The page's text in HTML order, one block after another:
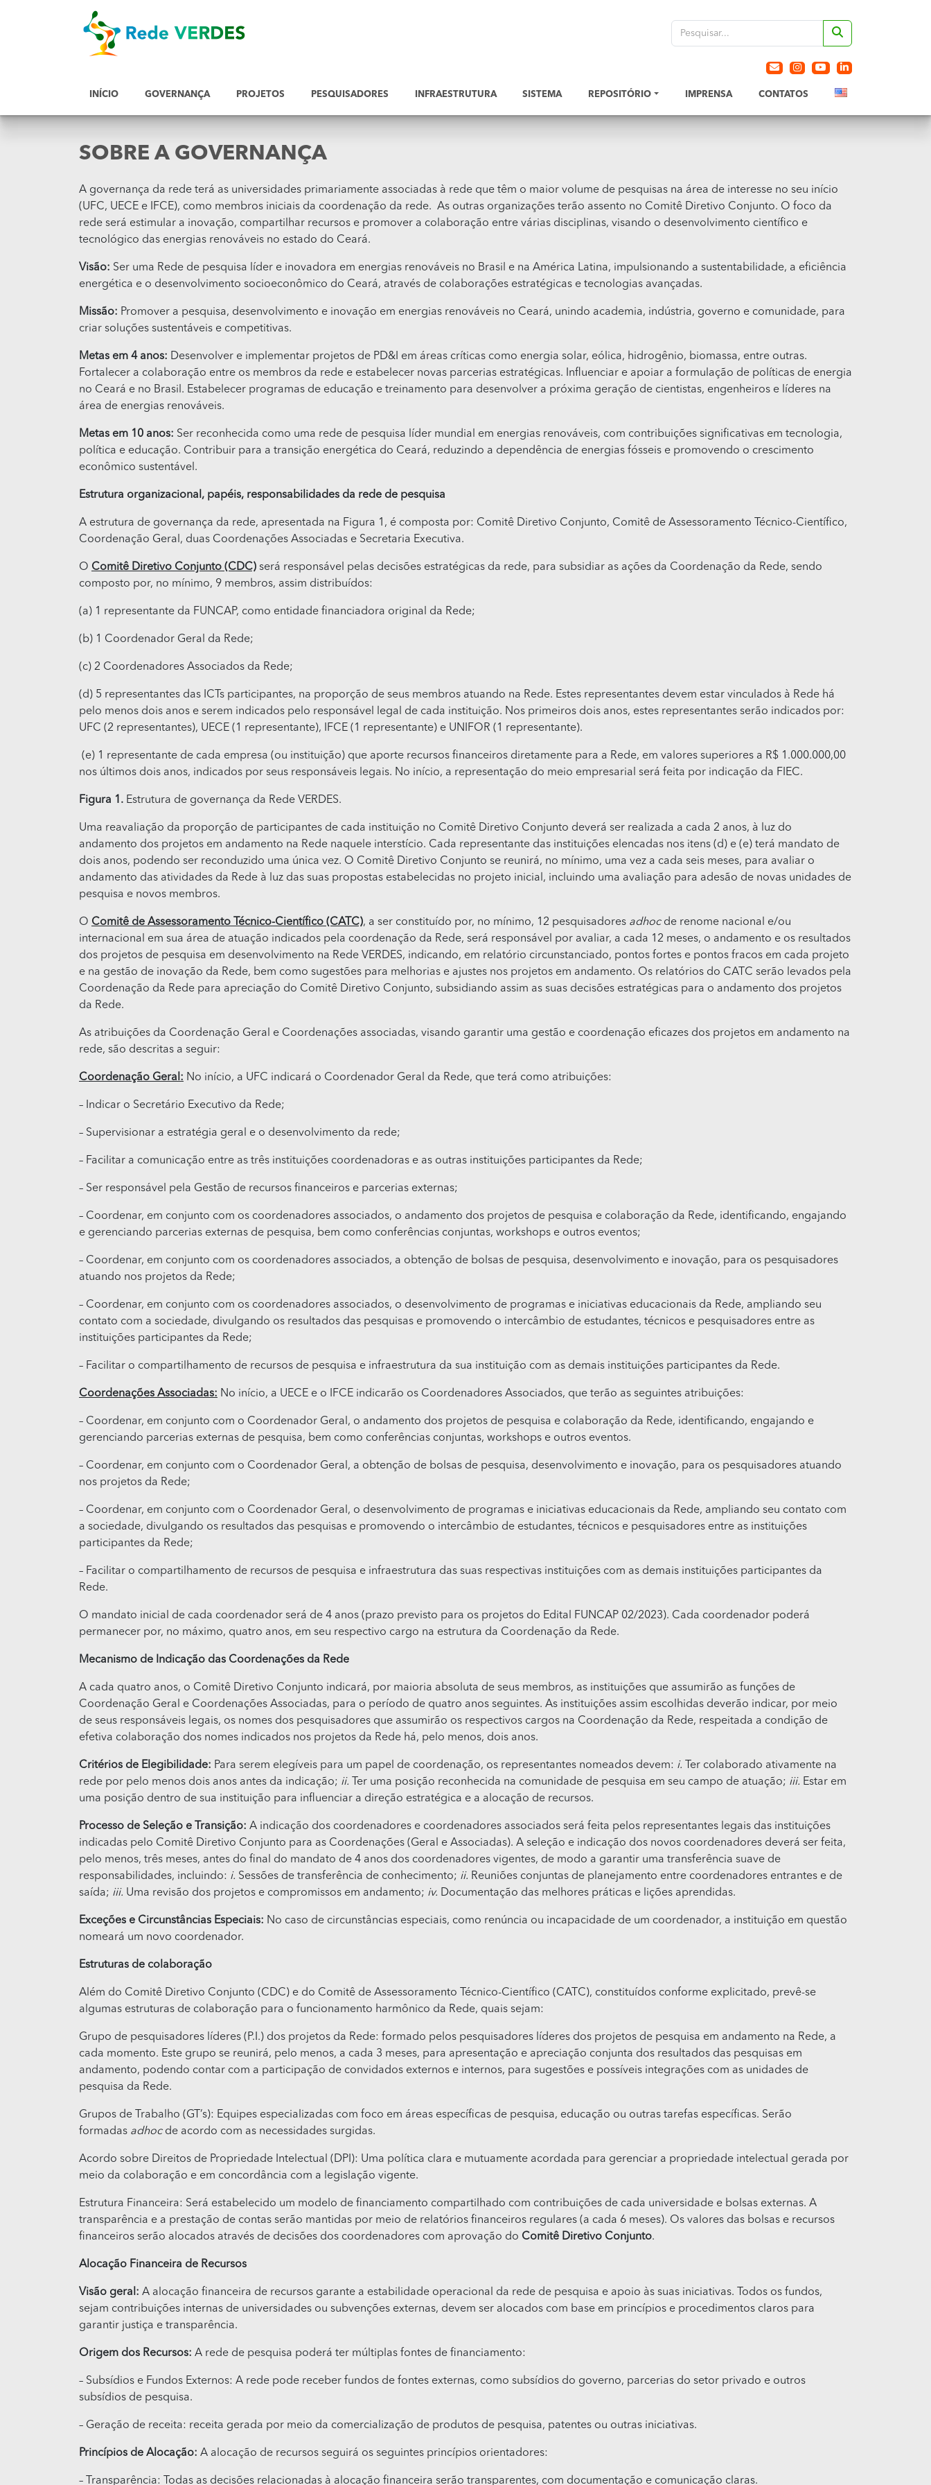
INÍCIO GOVERNANÇA PROJETOS PESQUISADORES INFRAESTRUTURA SISTEMA REPOSITÓRIO IMPRENSA CONTATOS
SOBRE A GOVERNANÇA
A governança da rede terá as universidades primariamente associadas à rede que têm o maior volume de pesquisas na área de interesse no seu início
(UFC, UECE e IFCE), como membros iniciais da coordenação da rede. As outras organizações terão assento no Comitê Diretivo Conjunto. O foco da
rede será estimular a inovação, compartilhar recursos e promover a colaboração entre várias disciplinas, visando o desenvolvimento científico e
tecnológico das energias renováveis no estado do Ceará.
Visão: Ser uma Rede de pesquisa líder e inovadora em energias renováveis no Brasil e na América Latina, impulsionando a sustentabilidade, a eficiência
energética e o desenvolvimento socioeconômico do Ceará, através de colaborações estratégicas e tecnologias avançadas.
Missão: Promover a pesquisa, desenvolvimento e inovação em energias renováveis no Ceará, unindo academia, indústria, governo e comunidade, para
criar soluções sustentáveis e competitivas.
Metas em 4 anos: Desenvolver e implementar projetos de PD&I em áreas críticas como energia solar, eólica, hidrogênio, biomassa, entre outras.
Fortalecer a colaboração entre os membros da rede e estabelecer novas parcerias estratégicas. Influenciar e apoiar a formulação de políticas de energia
no Ceará e no Brasil. Estabelecer programas de educação e treinamento para desenvolver a próxima geração de cientistas, engenheiros e líderes na
área de energias renováveis.
Metas em 10 anos: Ser reconhecida como uma rede de pesquisa líder mundial em energias renováveis, com contribuições significativas em tecnologia,
política e educação. Contribuir para a transição energética do Ceará, reduzindo a dependência de energias fósseis e promovendo o crescimento
econômico sustentável.
Estrutura organizacional, papéis, responsabilidades da rede de pesquisa
A estrutura de governança da rede, apresentada na Figura 1, é composta por: Comitê Diretivo Conjunto, Comitê de Assessoramento Técnico-Científico,
Coordenação Geral, duas Coordenações Associadas e Secretaria Executiva.
O Comitê Diretivo Conjunto (CDC) será responsável pelas decisões estratégicas da rede, para subsidiar as ações da Coordenação da Rede, sendo
composto por, no mínimo, 9 membros, assim distribuídos:
(a) 1 representante da FUNCAP, como entidade financiadora original da Rede;
(b) 1 Coordenador Geral da Rede;
(c) 2 Coordenadores Associados da Rede;
(d) 5 representantes das ICTs participantes, na proporção de seus membros atuando na Rede. Estes representantes devem estar vinculados à Rede há
pelo menos dois anos e serem indicados pelo responsável legal de cada instituição. Nos primeiros dois anos, estes representantes serão indicados por:
UFC (2 representantes), UECE (1 representante), IFCE (1 representante) e UNIFOR (1 representante).
(e) 1 representante de cada empresa (ou instituição) que aporte recursos financeiros diretamente para a Rede, em valores superiores a R$ 1.000.000,00
nos últimos dois anos, indicados por seus responsáveis legais. No início, a representação do meio empresarial será feita por indicação da FIEC.
Figura 1. Estrutura de governança da Rede VERDES.
Uma reavaliação da proporção de participantes de cada instituição no Comitê Diretivo Conjunto deverá ser realizada a cada 2 anos, à luz do
andamento dos projetos em andamento na Rede naquele interstício. Cada representante das instituições elencadas nos itens (d) e (e) terá mandato de
dois anos, podendo ser reconduzido uma única vez. O Comitê Diretivo Conjunto se reunirá, no mínimo, uma vez a cada seis meses, para avaliar o
andamento das atividades da Rede à luz das suas propostas estabelecidas no projeto inicial, incluindo uma avaliação para adesão de novas unidades de
pesquisa e novos membros.
O Comitê de Assessoramento Técnico-Científico (CATC), a ser constituído por, no mínimo, 12 pesquisadores adhocde renome nacional e/ou
internacional em sua área de atuação indicados pela coordenação da Rede, será responsável por avaliar, a cada 12 meses, o andamento e os resultados
dos projetos de pesquisa em desenvolvimento na Rede VERDES, indicando, em relatório circunstanciado, pontos fortes e pontos fracos em cada projeto
e na gestão de inovação da Rede, bem como sugestões para melhorias e ajustes nos projetos em andamento. Os relatórios do CATC serão levados pela
Coordenação da Rede para apreciação do Comitê Diretivo Conjunto, subsidiando assim as suas decisões estratégicas para o andamento dos projetos
da Rede.
As atribuições da Coordenação Geral e Coordenações associadas, visando garantir uma gestão e coordenação eficazes dos projetos em andamento na
rede, são descritas a seguir:
Coordenação Geral: No início, a UFC indicará o Coordenador Geral da Rede, que terá como atribuições:
– Indicar o Secretário Executivo da Rede;
– Supervisionar a estratégia geral e o desenvolvimento da rede;
– Facilitar a comunicação entre as três instituições coordenadoras e as outras instituições participantes da Rede;
– Ser responsável pela Gestão de recursos financeiros e parcerias externas;
– Coordenar, em conjunto com os coordenadores associados, o andamento dos projetos de pesquisa e colaboração da Rede, identificando, engajando
e gerenciando parcerias externas de pesquisa, bem como conferências conjuntas, workshops e outros eventos;
– Coordenar, em conjunto com os coordenadores associados, a obtenção de bolsas de pesquisa, desenvolvimento e inovação, para os pesquisadores
atuando nos projetos da Rede;
– Coordenar, em conjunto com os coordenadores associados, o desenvolvimento de programas e iniciativas educacionais da Rede, ampliando seu
contato com a sociedade, divulgando os resultados das pesquisas e promovendo o intercâmbio de estudantes, técnicos e pesquisadores entre as
instituições participantes da Rede;
– Facilitar o compartilhamento de recursos de pesquisa e infraestrutura da sua instituição com as demais instituições participantes da Rede.
Coordenações Associadas: No início, a UECE e o IFCE indicarão os Coordenadores Associados, que terão as seguintes atribuições:
– Coordenar, em conjunto com o Coordenador Geral, o andamento dos projetos de pesquisa e colaboração da Rede, identificando, engajando e
gerenciando parcerias externas de pesquisa, bem como conferências conjuntas, workshops e outros eventos.
– Coordenar, em conjunto com o Coordenador Geral, a obtenção de bolsas de pesquisa, desenvolvimento e inovação, para os pesquisadores atuando
nos projetos da Rede;
– Coordenar, em conjunto com o Coordenador Geral, o desenvolvimento de programas e iniciativas educacionais da Rede, ampliando seu contato com
a sociedade, divulgando os resultados das pesquisas e promovendo o intercâmbio de estudantes, técnicos e pesquisadores entre as instituições
participantes da Rede;
– Facilitar o compartilhamento de recursos de pesquisa e infraestrutura das suas respectivas instituições com as demais instituições participantes da
Rede.
O mandato inicial de cada coordenador será de 4 anos (prazo previsto para os projetos do Edital FUNCAP 02/2023). Cada coordenador poderá
permanecer por, no máximo, quatro anos, em seu respectivo cargo na estrutura da Coordenação da Rede.
Mecanismo de Indicação das Coordenações da Rede
A cada quatro anos, o Comitê Diretivo Conjunto indicará, por maioria absoluta de seus membros, as instituições que assumirão as funções de
Coordenação Geral e Coordenações Associadas, para o período de quatro anos seguintes. As instituições assim escolhidas deverão indicar, por meio
de seus responsáveis legais, os nomes dos pesquisadores que assumirão os respectivos cargos na Coordenação da Rede, respeitada a condição de
efetiva colaboração dos nomes indicados nos projetos da Rede há, pelo menos, dois anos.
Critérios de Elegibilidade: Para serem elegíveis para um papel de coordenação, os representantes nomeados devem: i. Ter colaborado ativamente na
rede por pelo menos dois anos antes da indicação; ii. Ter uma posição reconhecida na comunidade de pesquisa em seu campo de atuação; iii. Estar em
uma posição dentro de sua instituição para influenciar a direção estratégica e a alocação de recursos.
Processo de Seleção e Transição: A indicação dos coordenadores e coordenadores associados será feita pelos representantes legais das instituições
indicadas pelo Comitê Diretivo Conjunto para as Coordenações (Geral e Associadas). A seleção e indicação dos novos coordenadores deverá ser feita,
pelo menos, três meses, antes do final do mandato de 4 anos dos coordenadores vigentes, de modo a garantir uma transferência suave de
responsabilidades, incluindo: i. Sessões de transferência de conhecimento; ii. Reuniões conjuntas de planejamento entre coordenadores entrantes e de
saída; iii. Uma revisão dos projetos e compromissos em andamento; iv. Documentação das melhores práticas e lições aprendidas.
Exceções e Circunstâncias Especiais: No caso de circunstâncias especiais, como renúncia ou incapacidade de um coordenador, a instituição em questão
nomeará um novo coordenador.
Estruturas de colaboração
Além do Comitê Diretivo Conjunto (CDC) e do Comitê de Assessoramento Técnico-Científico (CATC), constituídos conforme explicitado, prevê-se
algumas estruturas de colaboração para o funcionamento harmônico da Rede, quais sejam:
Grupo de pesquisadores líderes (P.I.) dos projetos da Rede: formado pelos pesquisadores líderes dos projetos de pesquisa em andamento na Rede, a
cada momento. Este grupo se reunirá, pelo menos, a cada 3 meses, para apresentação e apreciação conjunta dos resultados das pesquisas em
andamento, podendo contar com a participação de convidados externos e internos, para sugestões e possíveis integrações com as unidades de
pesquisa da Rede.
Grupos de Trabalho (GT’s): Equipes especializadas com foco em áreas específicas de pesquisa, educação ou outras tarefas específicas. Serão
formadas adhocde acordo com as necessidades surgidas.
Acordo sobre Direitos de Propriedade Intelectual (DPI): Uma política clara e mutuamente acordada para gerenciar a propriedade intelectual gerada por
meio da colaboração e em concordância com a legislação vigente.
Estrutura Financeira: Será estabelecido um modelo de financiamento compartilhado com contribuições de cada universidade e bolsas externas. A
transparência e a prestação de contas serão mantidas por meio de relatórios financeiros regulares (a cada 6 meses). Os valores das bolsas e recursos
financeiros serão alocados através de decisões dos coordenadores com aprovação do Comitê Diretivo Conjunto.
Alocação Financeira de Recursos
Visão geral: A alocação financeira de recursos garante a estabilidade operacional da rede de pesquisa e apoio às suas iniciativas. Todos os fundos,
sejam contribuições internas de universidades ou subvenções externas, devem ser alocados com base em princípios e procedimentos claros para
garantir justiça e transparência.
Origem dos Recursos: A rede de pesquisa poderá ter múltiplas fontes de financiamento:
– Subsídios e Fundos Externos: A rede pode receber fundos de fontes externas, como subsídios do governo, parcerias do setor privado e outros
subsídios de pesquisa.
– Geração de receita: receita gerada por meio da comercialização de produtos de pesquisa, patentes ou outras iniciativas.
Princípios de Alocação: A alocação de recursos seguirá os seguintes princípios orientadores:
– Transparência: Todas as decisões relacionadas à alocação financeira serão transparentes, com documentação e comunicação claras.